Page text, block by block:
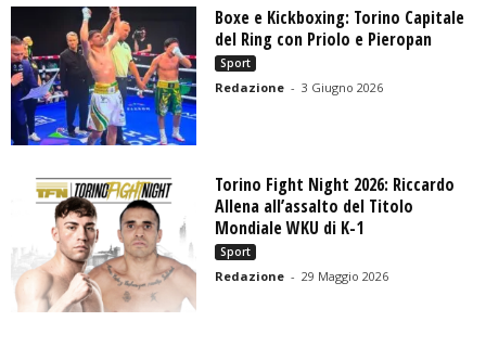
Boxe e Kickboxing: Torino Capitale
del Ring con Priolo e Pieropan
Sport
Redazione - 3 Giugno 2026
Torino Fight Night 2026: Riccardo
Allena all’assalto del Titolo
Mondiale WKU di K-1
Sport
Redazione - 29 Maggio 2026